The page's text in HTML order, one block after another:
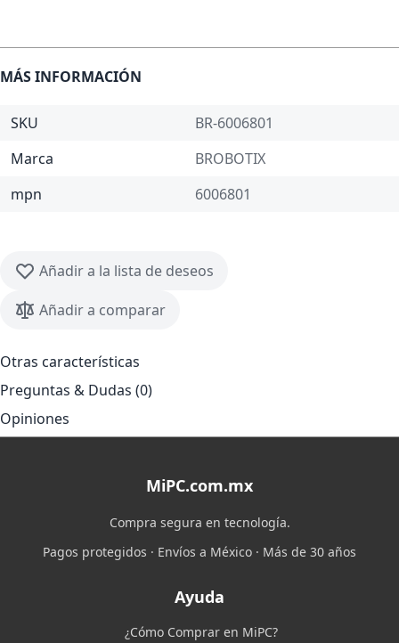
MÁS INFORMACIÓN
SKU
BR-6006801
Marca
BROBOTIX
mpn
6006801
Añadir a la lista de deseos
Añadir a comparar
Otras características
Preguntas & Dudas (0)
Opiniones
MiPC.com.mx
Compra segura en tecnología.
Pagos protegidos · Envíos a México · Más de 30 años
Ayuda
¿Cómo Comprar en MiPC?